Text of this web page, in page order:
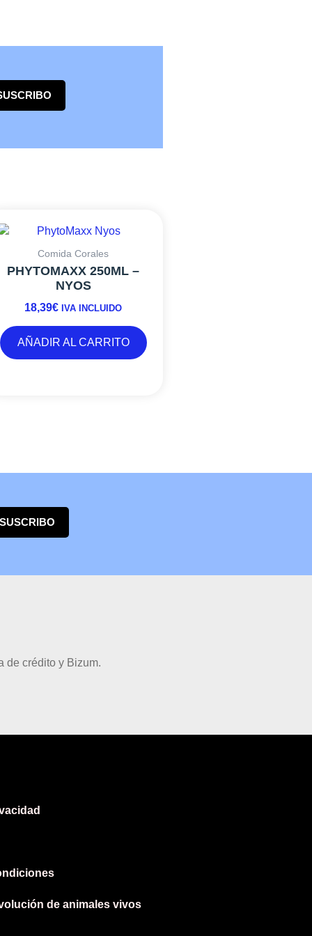
Comida Corales
PHYTOMAXX 250ML –
NYOS
18,39€ IVA INCLUIDO
AÑADIR AL CARRITO
de crédito y Bizum.
de animales vivos